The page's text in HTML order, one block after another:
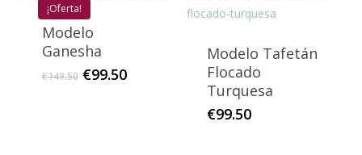
¡Oferta!
Modelo
Ganesha
€149.50 El
€99.50El
Modelo Tafetán
Flocado
Turquesa
€99.50